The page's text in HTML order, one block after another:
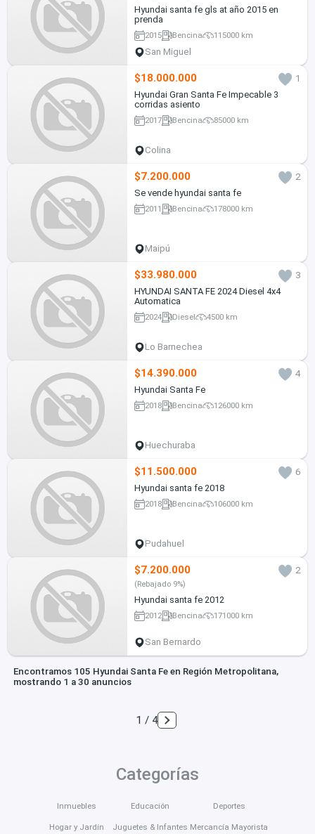
Hyundai santa fe gls at año 2015 en
prenda
2015 Bencina 115000 km
San Miguel
$18.000.000
1
Hyundai Gran Santa Fe Impecable 3
corridas asiento
2017 Bencina 85000 km
Colina
$7.200.000
2
Se vende hyundai santa fe
2011 Bencina 178000 km
Maipú
$33.980.000
3
HYUNDAI SANTA FE 2024 Diesel 4x4
Automatica
2024 Diesel 4500 km
Lo Barnechea
$14.390.000
4
Hyundai Santa Fe
2018 Bencina 126000 km
Huechuraba
$11.500.000
6
Hyundai santa fe 2018
2018 Bencina 106000 km
Pudahuel
$7.200.000 2
(Rebajado 9%)
Hyundai santa fe 2012
2012 Bencina 171000 km
San Bernardo
Encontramos 105 Hyundai Santa Fe en Región Metropolitana,
mostrando 1 a 30 anuncios
1 / 4
Categorías
Inmuebles
Hogar y Jardín
Educación
Juguetes & Infantes
Deportes
Mercancía Mayorista